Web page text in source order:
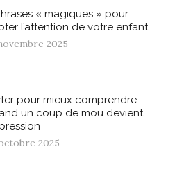
« magiques » pour
l’attention de votre enfant
2025
pour mieux comprendre :
un coup de mou devient
2025